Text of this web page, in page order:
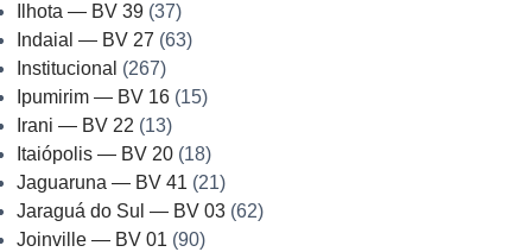
Ilhota — BV 39(37)
Indaial — BV 27 (63)
Institucional (267)
Ipumirim — BV 16(15)
Irani — BV 22 (13)
Itaiópolis — BV 20(18)
Jaguaruna — BV 41 (21)
Jaraguá do Sul — BV 03(62)
Joinville — BV 01 (90)